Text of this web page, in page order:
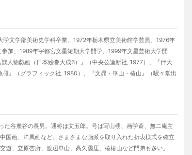
文学部美術史学科卒業。1972年栃木県立美術館学芸員、1976年
加、1989年宇都宮文星短期大学開学、1999年文星芸術大学開
人物戯画（日本絵巻大成6）』（中央公論新社, 1977）、『伴大
』（グラフィック社, 1980）、『文晁・崋山・椿山』（駸々堂出
谷麓谷の長男。通称は文五郎。号は写山楼、画学斎、無二庵主
国画、洋風画など、さまざまな画派を取り入れた折衷様式を確立
、立原杏所、渡辺崋山、高久靄厓、椿椿山など門弟も多い。